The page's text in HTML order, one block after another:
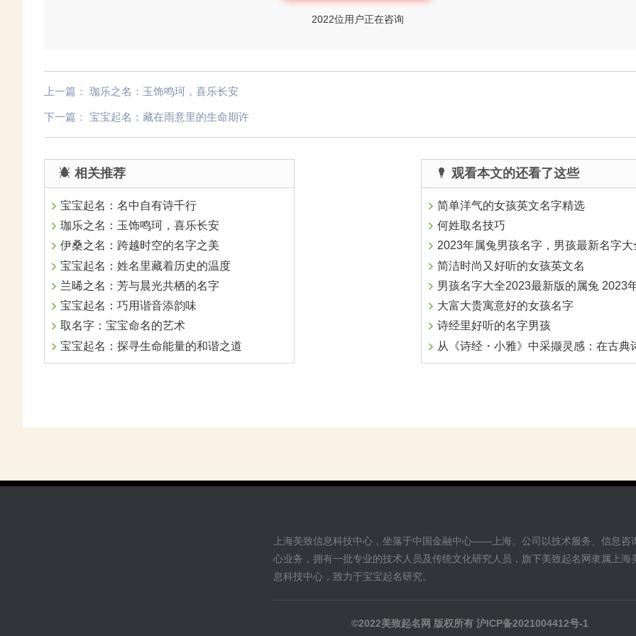
2022位用户正在咨询
上一篇： 珈乐之名：玉饰鸣珂，喜乐长安
下一篇： 宝宝起名：藏在雨意里的生命期许
相关推荐
宝宝起名：名中自有诗千行
珈乐之名：玉饰鸣珂，喜乐长安
伊桑之名：跨越时空的名字之美
宝宝起名：姓名里藏着历史的温度
兰晞之名：芳与晨光共栖的名字
宝宝起名：巧用谐音添韵味
取名字：宝宝命名的艺术
宝宝起名：探寻生命能量的和谐之道
观看本文的还看了这些
简单洋气的女孩英文名字精选
何姓取名技巧
2023年属兔男孩名字，男孩最新名字大
简洁时尚又好听的女孩英文名
男孩名字大全2023最新版的属兔 2023年男孩
大富大贵寓意好的女孩名字
诗经里好听的名字男孩
从《诗经・小雅》中采撷灵感：在古典诗韵中为孩子择得
上海美致信息科技中心，坐落于中国金融中心——上海。公司以技术服务、信息咨
心业务，拥有一批专业的技术人员及传统文化研究人员，旗下美致起名网隶属上海
息科技中心，致力于宝宝起名研究。
©2022美致起名网 版权所有 沪ICP备2021004412号-1